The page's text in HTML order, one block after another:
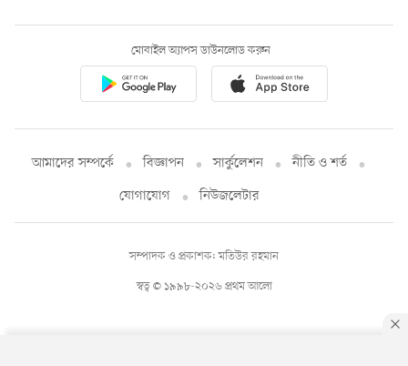
মোবাইল অ্যাপস ডাউনলোড করুন
আমাদের সম্পর্কে বিজ্ঞাপন সার্কুলেশন
নীতি ও শর্ত
যোগাযোগ
নিউজলেটার
স্বত্ব © ১৯৯৮-২০২৬ প্রথম আলো
সম্পাদক ও প্রকাশক: মতিউর রহমান